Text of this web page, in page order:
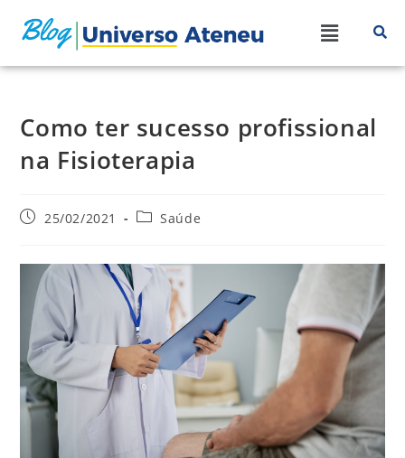
Como ter sucesso profissional
na Fisioterapia
25/02/2021 Saúde